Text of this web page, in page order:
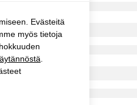
Evästeitä
myös tietoja